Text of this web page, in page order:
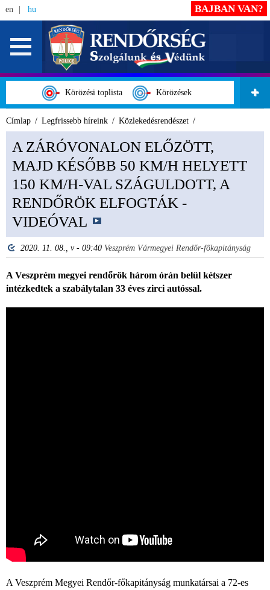
en hu
Körözési toplista Körözések
BAJBAN VAN?
Címlap Legfrissebb híreink Közlekedésrendészet
A ZÁRÓVONALON ELŐZÖTT,
MAJD KÉSŐBB 50 KM/H HELYETT
150 KM/H-VAL SZÁGULDOTT, A
RENDŐRÖK ELFOGTÁK -
VIDEÓVAL
2020. 11. 08., v - 09:40 Veszprém Vármegyei Rendőr-főkapitányság
A Veszprém megyei rendőrök három órán belül kétszer
intézkedtek a szabálytalan 33 éves zirci autóssal.
A Veszprém Megyei Rendőr-főkapitányság munkatársai a 72-es